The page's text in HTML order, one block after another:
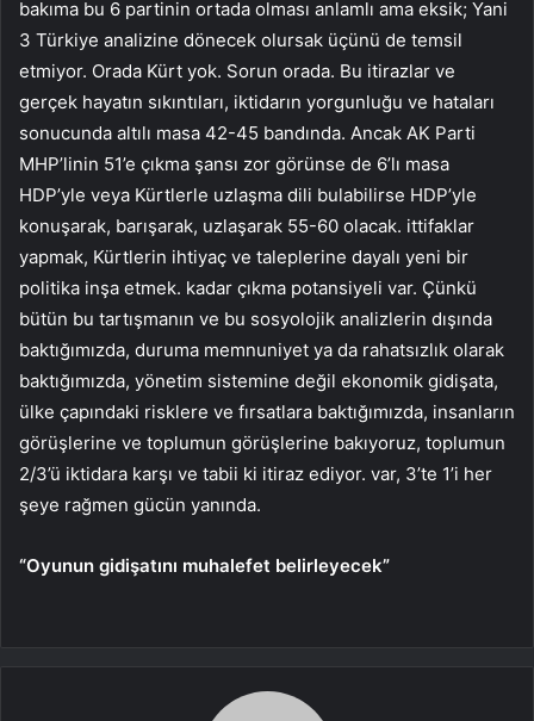
bakıma bu 6 partinin ortada olması anlamlı ama eksik; Yani
3 Türkiye analizine dönecek olursak üçünü de temsil
etmiyor. Orada Kürt yok. Sorun orada. Bu itirazlar ve
gerçek hayatın sıkıntıları, iktidarın yorgunluğu ve hataları
sonucunda altılı masa 42-45 bandında. Ancak AK Parti
MHP’linin 51’e çıkma şansı zor görünse de 6’lı masa
HDP’yle veya Kürtlerle uzlaşma dili bulabilirse HDP’yle
konuşarak, barışarak, uzlaşarak 55-60 olacak. ittifaklar
yapmak, Kürtlerin ihtiyaç ve taleplerine dayalı yeni bir
politika inşa etmek. kadar çıkma potansiyeli var. Çünkü
bütün bu tartışmanın ve bu sosyolojik analizlerin dışında
baktığımızda, duruma memnuniyet ya da rahatsızlık olarak
baktığımızda, yönetim sistemine değil ekonomik gidişata,
ülke çapındaki risklere ve fırsatlara baktığımızda, insanların
görüşlerine ve toplumun görüşlerine bakıyoruz, toplumun
2/3’ü iktidara karşı ve tabii ki itiraz ediyor. var, 3’te 1’i her
şeye rağmen gücün yanında.
“Oyunun gidişatını muhalefet belirleyecek”